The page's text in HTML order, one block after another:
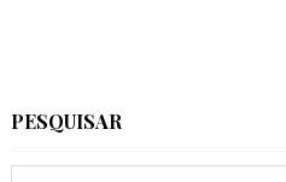
PESQUISAR